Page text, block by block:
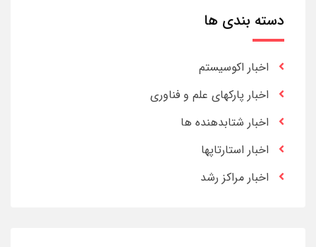
دسته بندی ها
اخبار اکوسیستم
اخبار پارکهای علم و فناوری
اخبار شتابدهنده ها
اخبار استارتاپها
اخبار مراکز رشد